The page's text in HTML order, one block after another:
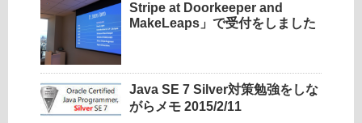
Stripe at Doorkeeper and
MakeLeaps」で受付をしました
Java SE 7 Silver対策勉強をしな
がらメモ 2015/2/11